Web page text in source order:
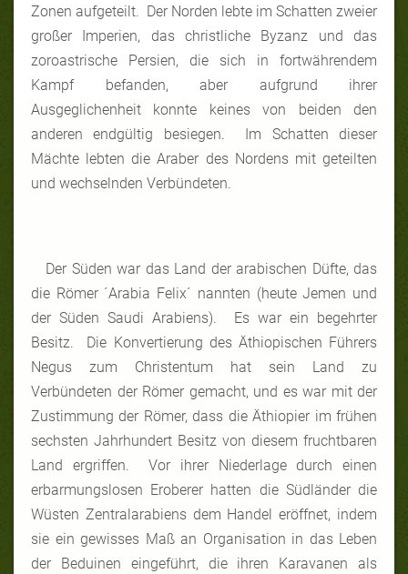
Zonen aufgeteilt. Der Norden lebte im Schatten zweier
großer Imperien, das christliche Byzanz und das
zoroastrische Persien, die sich in fortwährendem
Kampf befanden, aber aufgrund ihrer
Ausgeglichenheit konnte keines von beiden den
anderen endgültig besiegen. Im Schatten dieser
Mächte lebten die Araber des Nordens mit geteilten
und wechselnden Verbündeten.
Der Süden war das Land der arabischen Düfte, das
die Römer ´Arabia Felix´ nannten (heute Jemen und
der Süden Saudi Arabiens). Es war ein begehrter
Besitz. Die Konvertierung des Äthiopischen Führers
Negus zum Christentum hat sein Land zu
Verbündeten der Römer gemacht, und es war mit der
Zustimmung der Römer, dass die Äthiopier im frühen
sechsten Jahrhundert Besitz von diesem fruchtbaren
Land ergriffen. Vor ihrer Niederlage durch einen
erbarmungslosen Eroberer hatten die Südländer die
Wüsten Zentralarabiens dem Handel eröffnet, indem
sie ein gewisses Maß an Organisation in das Leben
der Beduinen eingeführt, die ihren Karavanen als